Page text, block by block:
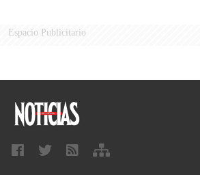
Espacio Publicitario